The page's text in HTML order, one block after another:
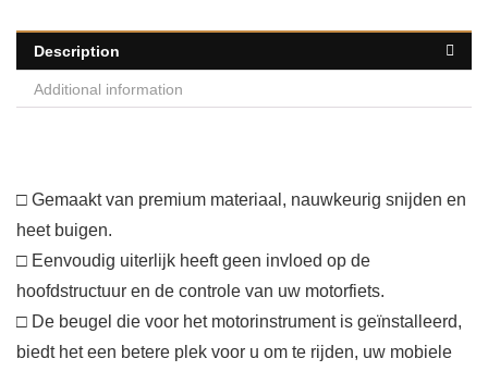
Description
Additional information
□ Gemaakt van premium materiaal, nauwkeurig snijden en
heet buigen.
□ Eenvoudig uiterlijk heeft geen invloed op de
hoofdstructuur en de controle van uw motorfiets.
□ De beugel die voor het motorinstrument is geïnstalleerd,
biedt het een betere plek voor u om te rijden, uw mobiele